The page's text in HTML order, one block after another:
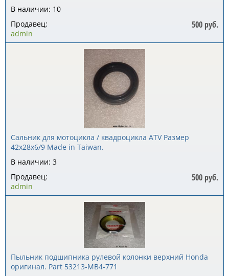
В наличии: 10
500 руб.
Продавец:
admin
Сальник для мотоцикла / квадроцикла ATV Размер
42x28x6/9 Made in Taiwan.
В наличии: 3
500 руб.
Продавец:
admin
Пыльник подшипника рулевой колонки верхний Honda
оригинал. Part 53213-MB4-771